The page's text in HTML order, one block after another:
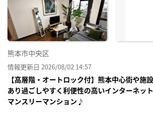
熊本市中央区
情報更新日 2026/08/02 14:57
【高層階・オートロック付】熊本中心街や施
あり過ごしやすく利便性の高いインターネッ
マンスリーマンション♪